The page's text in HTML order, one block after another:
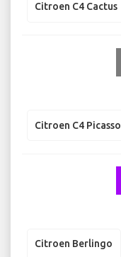
Citroen C4 Cactus
Citroen C4 Picasso
Citroen Berlingo